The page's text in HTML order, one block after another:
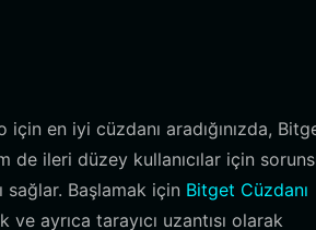
en iyi cüzdanı aradığınızda,
de ileri düzey kullanıcılar için
sağlar. Başlamak için Bitget Cüzdanı
ayrıca tarayıcı uzantısı olarak